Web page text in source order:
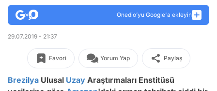
Onedio’yu Google'a ekleyin
29.07.2019 - 21:37
Favori Yorum Yap Paylaş
Brezilya Ulusal Uzay Araştırmaları Enstitüsü